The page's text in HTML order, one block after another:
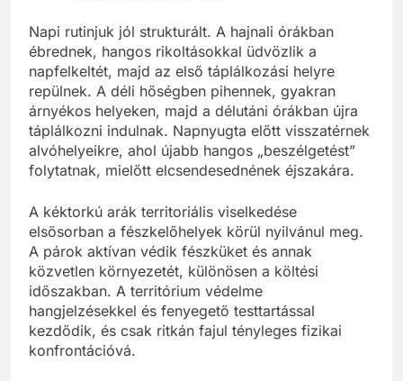
Napi rutinjuk jól strukturált. A hajnali órákban
ébrednek, hangos rikoltásokkal üdvözlik a
napfelkeltét, majd az első táplálkozási helyre
repülnek. A déli hőségben pihennek, gyakran
árnyékos helyeken, majd a délutáni órákban újra
táplálkozni indulnak. Napnyugta előtt visszatérnek
alvóhelyeikre, ahol újabb hangos „beszélgetést”
folytatnak, mielőtt elcsendesednének éjszakára.
A kéktorkú arák territoriális viselkedése
elsősorban a fészkelőhelyek körül nyilvánul meg.
A párok aktívan védik fészküket és annak
közvetlen környezetét, különösen a költési
időszakban. A territórium védelme
hangjelzésekkel és fenyegető testtartással
kezdődik, és csak ritkán fajul tényleges fizikai
konfrontációvá.